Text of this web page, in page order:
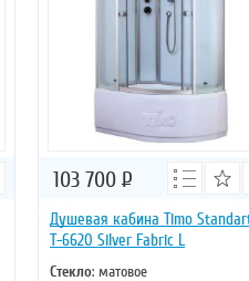
Душевая кабина Timo
Т-6620 Silver Fabric L
Стекло: матовое
103 700 Р